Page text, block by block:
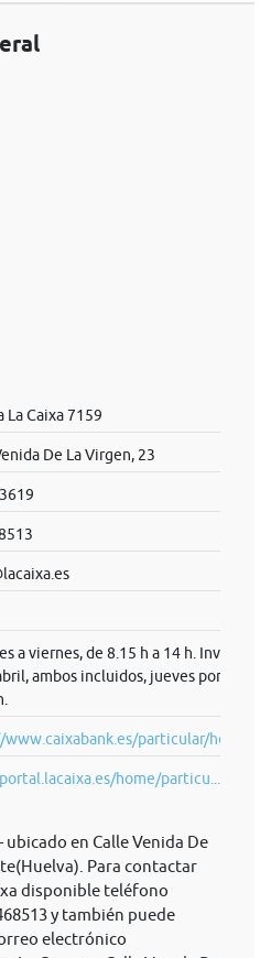
La Caixa 7159
De La Virgen, 23
a viernes, de 8.15 h a 14 h. Invierno:
ambos incluidos, jueves por la
www.caixabank.es/particular/home/
home/particu...
ubicado en Calle Venida De
Para contactar
disponible teléfono
y también puede
electrónico